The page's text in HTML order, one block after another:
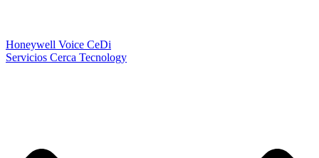
Honeywell Voice CeDi
Servicios Cerca Tecnology